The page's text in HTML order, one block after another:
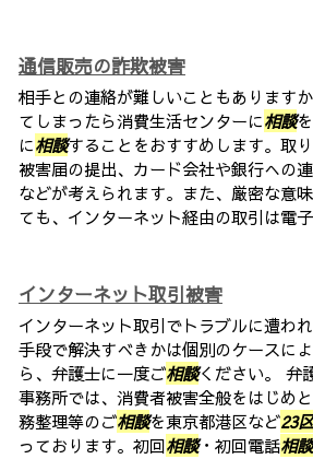
通信販売の詐欺被害
相手との連絡が難しいこともあります
てしまったら消費生活センターに相談
に相談することをおすすめします。取
被害届の提出、カード会社や銀行への
などが考えられます。また、厳密な意
ても、インターネット経由の取引は電
インターネット取引被害
インターネット取引でトラブルに遭わ
手段で解決すべきかは個別のケースに
ら、弁護士に一度ご相談ください。 弁
事務所では、消費者被害全般をはじめ
務整理等のご相談を東京都港区など23区
っております。初回相談・初回電話相談